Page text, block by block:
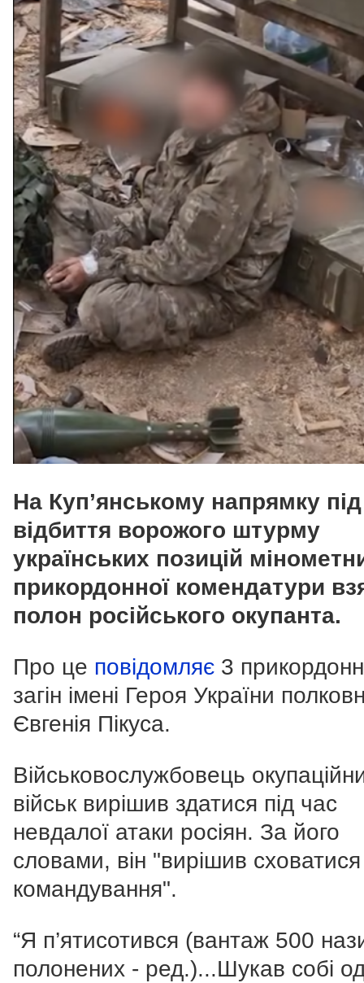
На Куп’янському напрямку
відбиття ворожого штурму
українських позицій
прикордонної комендатури
полон російського окупанта.
Про це повідомляє 3
загін імені Героя України
Євгенія Пікуса.
Військовослужбовець
військ вирішив здатися під час
невдалої атаки росіян. За його
словами, він "вирішив сховатися
командування".
“Я п’ятисотився (вантаж 500
полонених - ред.)...Шукав собі